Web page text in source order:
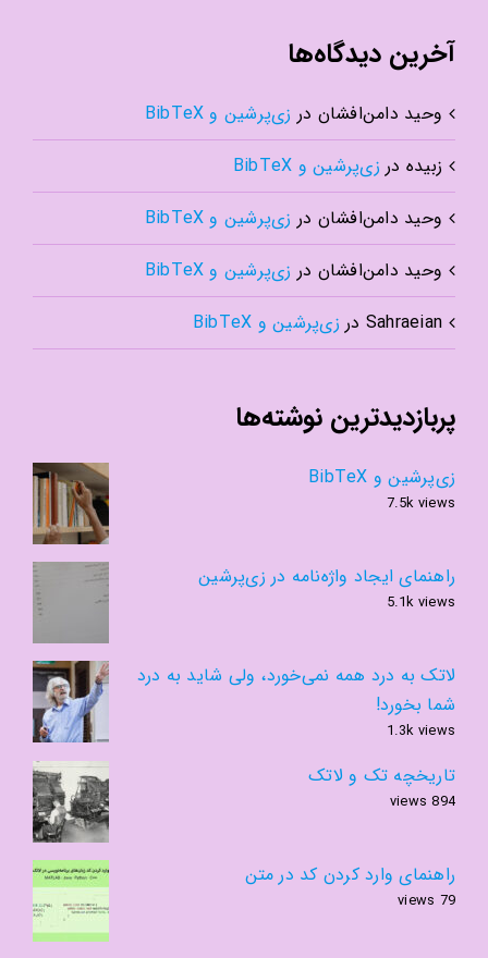
آخرین دیدگاه‌ها
وحید دامن‌افشان در زی‌پرشین و BibTeX
زبیده در زی‌پرشین و BibTeX
وحید دامن‌افشان در زی‌پرشین و BibTeX
وحید دامن‌افشان در زی‌پرشین و BibTeX
Sahraeian در زی‌پرشین و BibTeX
پربازدیدترین نوشته‌ها
زی‌پرشین و BibTeX
7.5k views
راهنمای ایجاد واژه‌نامه در زی‌پرشین
5.1k views
لاتک به درد همه نمی‌خورد، ولی شاید به درد
شما بخورد!
1.3k views
تاریخچه تک و لاتک
894 views
راهنمای وارد کردن کد در متن
79 views